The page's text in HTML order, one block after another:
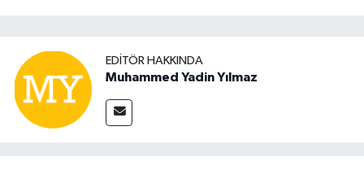
EDITÖR HAKKINDA
Muhammed Yadin Yılmaz